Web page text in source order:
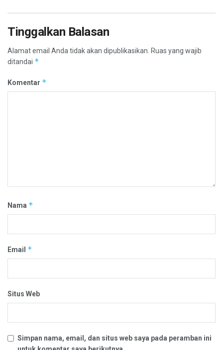
Tinggalkan Balasan
Alamat email Anda tidak akan dipublikasikan. Ruas yang wajib
ditandai *
Komentar *
Nama *
Email *
Situs Web
Simpan nama, email, dan situs web saya pada peramban ini